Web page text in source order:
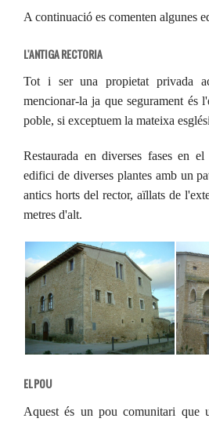
A continuació es comenten algunes
L'ANTIGA RECTORIA
Tot i ser una propietat privada
mencionar-la ja que segurament és
poble, si exceptuem la mateixa
Restaurada en diverses fases en
edifici de diverses plantes amb un
antics horts del rector, aïllats de
metres d'alt.
EL POU
Aquest és un pou comunitari que